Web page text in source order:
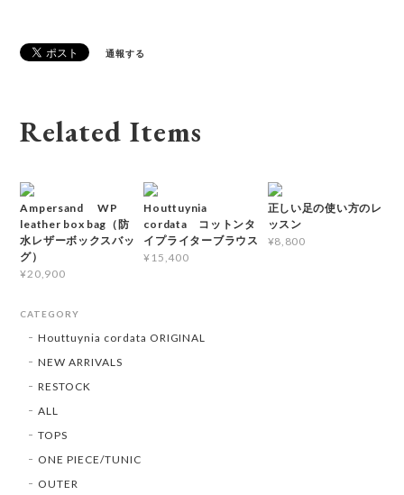
通報する
Related Items
Ampersand WP
leather box bag（防
水レザーボックスバッ
グ）
¥20,900
Houttuynia
cordata コットンタ
イプライターブラウス
¥15,400
正しい足の使い方のレ
ッスン
¥8,800
CATEGORY
Houttuynia cordata ORIGINAL
NEW ARRIVALS
RESTOCK
ALL
TOPS
ONE PIECE/TUNIC
OUTER